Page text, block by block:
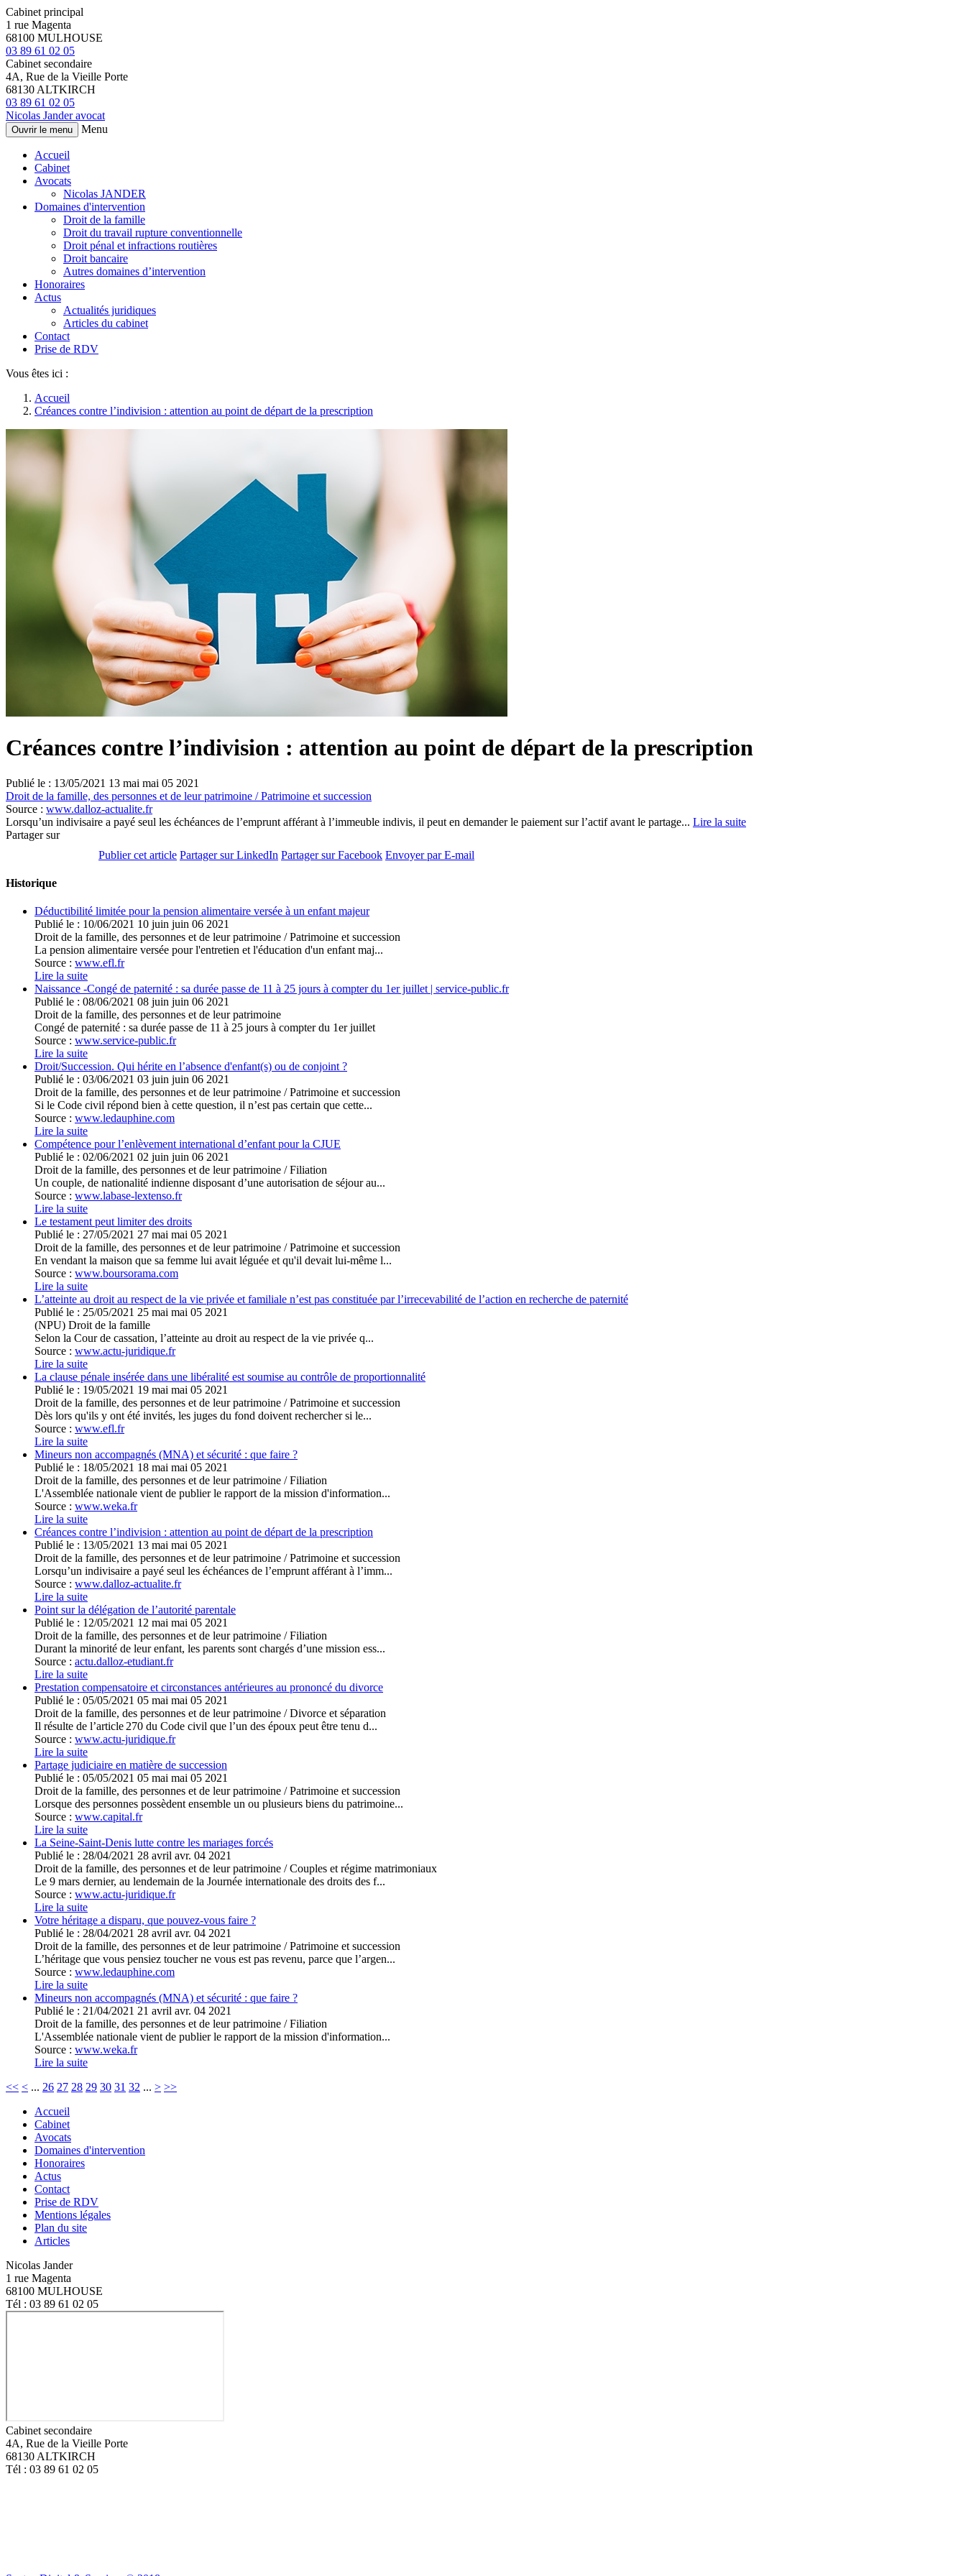
Cabinet principal
1 rue Magenta
68100 MULHOUSE
03 89 61 02 05
Cabinet secondaire
4A, Rue de la Vieille Porte
68130 ALTKIRCH
03 89 61 02 05
Nicolas Janderavocat
Ouvrir le menu Menu
Accueil
Cabinet
Avocats
Nicolas JANDER
Domaines d'intervention
Droit de la famille
Droit du travail rupture conventionnelle
Droit pénal et infractions routières
Droit bancaire
Autres domaines d’intervention
Honoraires
Actus
Actualités juridiques
Articles du cabinet
Contact
Prise de RDV
Vous êtes ici :
Accueil
Créances contre l’indivision : attention au point de départ de la prescription
Créances contre l’indivision : attention au point de départ de la prescription
Publié le : 13/05/2021 13 mai mai 05 2021
Droit de la famille, des personnes et de leur patrimoine /Patrimoine et succession
Source : www.dalloz-actualite.fr
Lorsqu’un indivisaire a payé seul les échéances de l’emprunt afférant à l’immeuble indivis, il peut en demander le paiement sur l’actif avant le partage... Lire la suite
Partager sur
Publier cet article Partager sur LinkedIn Partager sur Facebook Envoyer par E-mail
Historique
Déductibilité limitée pour la pension alimentaire versée à un enfant majeur
Publié le : 10/06/2021 10 juin juin 06 2021
Droit de la famille, des personnes et de leur patrimoine /Patrimoine et succession
La pension alimentaire versée pour l'entretien et l'éducation d'un enfant maj...
Source : www.efl.fr
Lire la suite
Naissance -Congé de paternité : sa durée passe de 11 à 25 jours à compter du 1er juillet | service-public.fr
Publié le : 08/06/2021 08 juin juin 06 2021
Droit de la famille, des personnes et de leur patrimoine
Congé de paternité : sa durée passe de 11 à 25 jours à compter du 1er juillet
Source : www.service-public.fr
Lire la suite
Droit/Succession. Qui hérite en l’absence d'enfant(s) ou de conjoint ?
Publié le : 03/06/2021 03 juin juin 06 2021
Droit de la famille, des personnes et de leur patrimoine /Patrimoine et succession
Si le Code civil répond bien à cette question, il n’est pas certain que cette...
Source : www.ledauphine.com
Lire la suite
Compétence pour l’enlèvement international d’enfant pour la CJUE
Publié le : 02/06/2021 02 juin juin 06 2021
Droit de la famille, des personnes et de leur patrimoine /Filiation
Un couple, de nationalité indienne disposant d’une autorisation de séjour au...
Source : www.labase-lextenso.fr
Lire la suite
Le testament peut limiter des droits
Publié le : 27/05/2021 27 mai mai 05 2021
Droit de la famille, des personnes et de leur patrimoine /Patrimoine et succession
En vendant la maison que sa femme lui avait léguée et qu'il devait lui-même l...
Source : www.boursorama.com
Lire la suite
L’atteinte au droit au respect de la vie privée et familiale n’est pas constituée par l’irrecevabilité de l’action en recherche de paternité
Publié le : 25/05/2021 25 mai mai 05 2021
(NPU) Droit de la famille
Selon la Cour de cassation, l’atteinte au droit au respect de la vie privée q...
Source : www.actu-juridique.fr
Lire la suite
La clause pénale insérée dans une libéralité est soumise au contrôle de proportionnalité
Publié le : 19/05/2021 19 mai mai 05 2021
Droit de la famille, des personnes et de leur patrimoine /Patrimoine et succession
Dès lors qu'ils y ont été invités, les juges du fond doivent rechercher si le...
Source : www.efl.fr
Lire la suite
Mineurs non accompagnés (MNA) et sécurité : que faire ?
Publié le : 18/05/2021 18 mai mai 05 2021
Droit de la famille, des personnes et de leur patrimoine /Filiation
L'Assemblée nationale vient de publier le rapport de la mission d'information...
Source : www.weka.fr
Lire la suite
Créances contre l’indivision : attention au point de départ de la prescription
Publié le : 13/05/2021 13 mai mai 05 2021
Droit de la famille, des personnes et de leur patrimoine /Patrimoine et succession
Lorsqu’un indivisaire a payé seul les échéances de l’emprunt afférant à l’imm...
Source : www.dalloz-actualite.fr
Lire la suite
Point sur la délégation de l’autorité parentale
Publié le : 12/05/2021 12 mai mai 05 2021
Droit de la famille, des personnes et de leur patrimoine /Filiation
Durant la minorité de leur enfant, les parents sont chargés d’une mission ess...
Source : actu.dalloz-etudiant.fr
Lire la suite
Prestation compensatoire et circonstances antérieures au prononcé du divorce
Publié le : 05/05/2021 05 mai mai 05 2021
Droit de la famille, des personnes et de leur patrimoine /Divorce et séparation
Il résulte de l’article 270 du Code civil que l’un des époux peut être tenu d...
Source : www.actu-juridique.fr
Lire la suite
Partage judiciaire en matière de succession
Publié le : 05/05/2021 05 mai mai 05 2021
Droit de la famille, des personnes et de leur patrimoine /Patrimoine et succession
Lorsque des personnes possèdent ensemble un ou plusieurs biens du patrimoine...
Source : www.capital.fr
Lire la suite
La Seine-Saint-Denis lutte contre les mariages forcés
Publié le : 28/04/2021 28 avril avr. 04 2021
Droit de la famille, des personnes et de leur patrimoine /Couples et régime matrimoniaux
Le 9 mars dernier, au lendemain de la Journée internationale des droits des f...
Source : www.actu-juridique.fr
Lire la suite
Votre héritage a disparu, que pouvez-vous faire ?
Publié le : 28/04/2021 28 avril avr. 04 2021
Droit de la famille, des personnes et de leur patrimoine /Patrimoine et succession
L’héritage que vous pensiez toucher ne vous est pas revenu, parce que l’argen...
Source : www.ledauphine.com
Lire la suite
Mineurs non accompagnés (MNA) et sécurité : que faire ?
Publié le : 21/04/2021 21 avril avr. 04 2021
Droit de la famille, des personnes et de leur patrimoine /Filiation
L'Assemblée nationale vient de publier le rapport de la mission d'information...
Source : www.weka.fr
Lire la suite
<< < ... 26 27 28 29 30 31 32 ... > >>
Accueil
Cabinet
Avocats
Domaines d'intervention
Honoraires
Actus
Contact
Prise de RDV
Mentions légales
Plan du site
Articles
Nicolas Jander
1 rue Magenta
68100 MULHOUSE
Tél : 03 89 61 02 05
Cabinet secondaire
4A, Rue de la Vieille Porte
68130 ALTKIRCH
Tél : 03 89 61 02 05